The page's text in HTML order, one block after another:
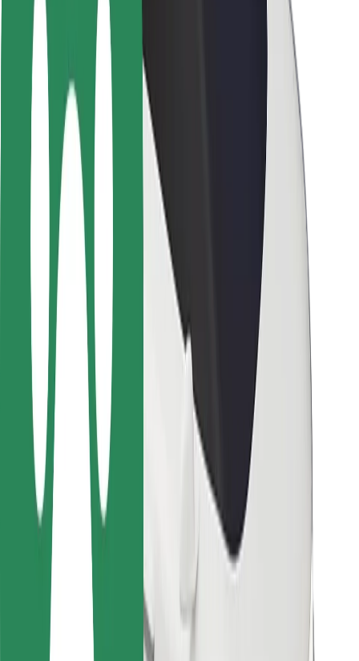
Seguridad para usuarios
Seguridad para conductores
Seguridad para patinetes
Safety Lab
Ciudades
Dónde estamos
Soluciones para las ciudades
Aeropuertos
Estaciones de carga de Bolt
Soporte
Para usuarios
Para conductores
Para repartidores
Bolt Food
Para propietarios de flota
Para restaurantes
Bolt para empresas
Proveedores
Cookies
Seguridad